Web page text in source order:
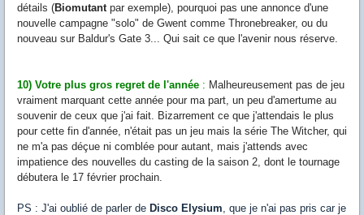
détails (Biomutantpar exemple), pourquoi pas une annonce d'une
nouvelle campagne "solo" de Gwent comme Thronebreaker, ou du
nouveau sur Baldur's Gate 3... Qui sait ce que l'avenir nous réserve.
10) Votre plus gros regret de l'année : Malheureusement pas de jeu
vraiment marquant cette année pour ma part, un peu d'amertume au
souvenir de ceux que j'ai fait. Bizarrement ce que j'attendais le plus
pour cette fin d'année, n'était pas un jeu mais la série The Witcher, qui
ne m'a pas déçue ni comblée pour autant, mais j'attends avec
impatience des nouvelles du casting de la saison 2, dont le tournage
débutera le 17 février prochain.
PS : J'ai oublié de parler de Disco Elysium, que je n'ai pas pris car je